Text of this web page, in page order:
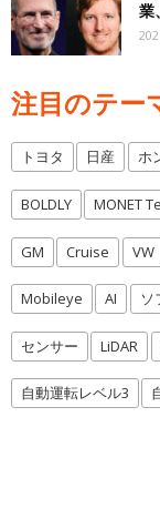
業
注目のテー
トヨタ 日産 ホ
BOLDLY MONET
GM Cruise VW
Mobileye AI ソ
センサー LiDAR
自動運転レベル3